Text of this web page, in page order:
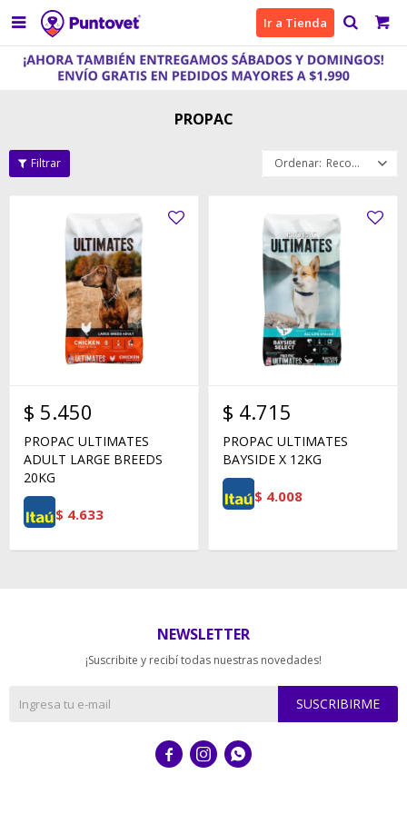
 Ir a Tienda
PROPAC
Recomendados
$ 5.450
PROPAC ULTIMATES
ADULT LARGE BREEDS
20KG
$ 4.633
$ 4.715
PROPAC ULTIMATES
BAYSIDE X 12KG
$ 4.008
NEWSLETTER
¡Suscribite y recibí todas nuestras novedades!
SUSCRIBIRME
  